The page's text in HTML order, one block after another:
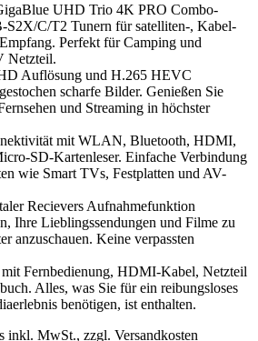
UHD Trio 4K PRO Combo-
S2X/C/T2 Tunern für satelliten-, Kabel-
Perfekt für Camping und
Netzteil.
Auflösung und H.265 HEVC
scharfe Bilder. Genießen Sie
und Streaming in höchster
mit WLAN, Bluetooth, HDMI,
SD-Kartenleser. Einfache Verbindung
wie Smart TVs, Festplatten und AV-
Recievers Aufnahmefunktion
Ihre Lieblingssendungen und Filme zu
anzuschauen. Keine verpassten
mit Fernbedienung, HDMI-Kabel, Netzteil
Alles, was Sie für ein reibungsloses
benötigen, ist enthalten.
inkl. MwSt., zzgl. Versandkosten